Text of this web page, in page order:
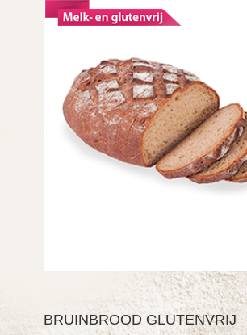
BRUINBROOD GLUTENVRIJ